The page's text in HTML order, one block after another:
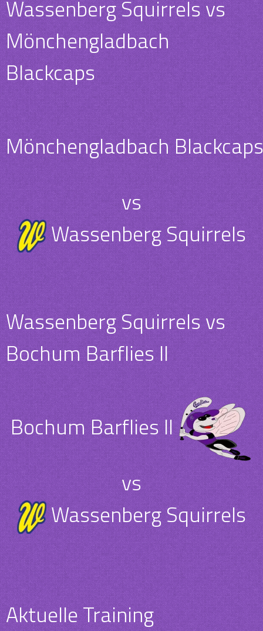
Wassenberg Squirrels vs
Mönchengladbach
Blackcaps
Mönchengladbach Blackcaps
vs
Wassenberg Squirrels
Wassenberg Squirrels vs
Bochum Barflies II
Bochum Barflies II
vs
Wassenberg Squirrels
Aktuelle Training